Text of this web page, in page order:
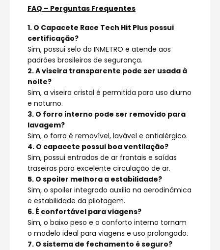
FAQ – Perguntas Frequentes
1. O Capacete Race Tech Hit Plus possui
certificação?
Sim, possui selo do INMETRO e atende aos
padrões brasileiros de segurança.
2. A viseira transparente pode ser usada à
noite?
Sim, a viseira cristal é permitida para uso diurno
e noturno.
3. O forro interno pode ser removido para
lavagem?
Sim, o forro é removível, lavável e antialérgico.
4. O capacete possui boa ventilação?
Sim, possui entradas de ar frontais e saídas
traseiras para excelente circulação de ar.
5. O spoiler melhora a estabilidade?
Sim, o spoiler integrado auxilia na aerodinâmica
e estabilidade da pilotagem.
6. É confortável para viagens?
Sim, o baixo peso e o conforto interno tornam
o modelo ideal para viagens e uso prolongado.
7. O sistema de fechamento é seguro?